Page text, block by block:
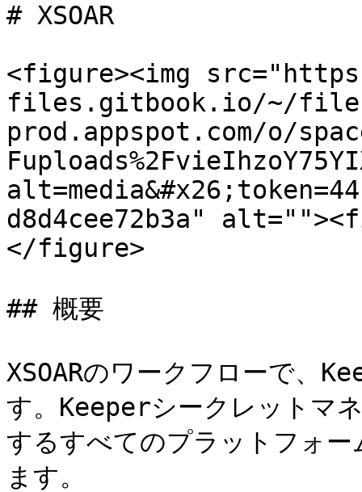
# XSOAR
<figure><img
files.gitbook.io/~/
prod.appspot.com/o/
d8d4cee72b3a"
</figure>
## 概要
XSOARのワークフローで、
す。Keeperシークレットマ
するすべてのプラットフォ
ます。